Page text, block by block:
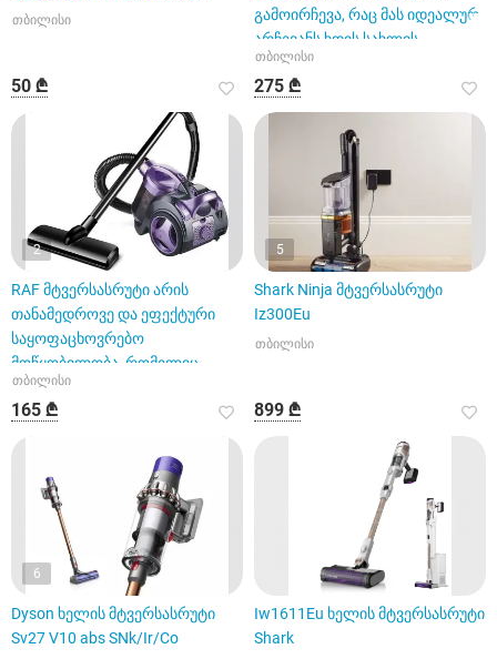
თბილისი
50 ₾
გამოირჩევა, რაც მას იდეალურ
არჩევანს ხდის სახლის
თბილისი
275 ₾
2
RAF მტვერსასრუტი არის
თანამედროვე და ეფექტური
საყოფაცხოვრებო
მოწყობილობა, რომელიც
აღჭურვილია 1200 ვა
თბილისი
165 ₾
5
Shark Ninja მტვერსასრუტი
Iz300Eu
თბილისი
899 ₾
6
Dyson ხელის მტვერსასრუტი
Sv27 V10 abs SNk/Ir/Co
Iw1611Eu ხელის მტვერსასრუტი
Shark